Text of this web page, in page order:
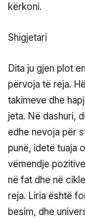
kërkoni.
Shigjetari
Dita ju gjen plot
përvoja të reja.
takimeve dhe
jeta. Në dashuri,
edhe nevoja për
punë, idetë tuaja
vëmendje
në fat dhe në
reja. Liria është
besim, dhe